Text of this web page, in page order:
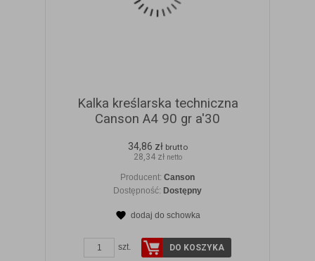
Kalka kreślarska techniczna
Canson A4 90 gr a'30
34,86 zł brutto
28,34 zł netto
Producent: Canson
Dostępność: Dostępny
dodaj do schowka
szt. DO KOSZYKA